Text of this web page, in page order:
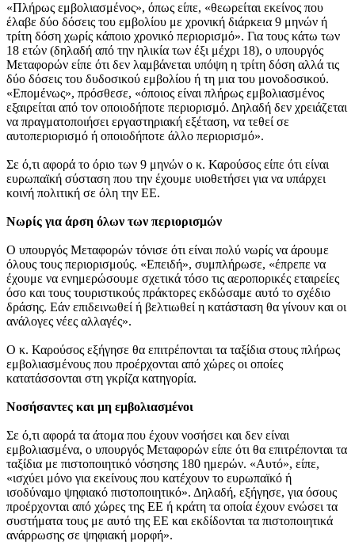
«Πλήρως εμβολιασμένος», όπως είπε, «θεωρείται εκείνος που
έλαβε δύο δόσεις του εμβολίου με χρονική διάρκεια 9 μηνών ή
τρίτη δόση χωρίς κάποιο χρονικό περιορισμό». Για τους κάτω των
18 ετών (δηλαδή από την ηλικία των έξι μέχρι 18), ο υπουργός
Μεταφορών είπε ότι δεν λαμβάνεται υπόψη η τρίτη δόση αλλά τις
δύο δόσεις του δυδοσικού εμβολίου ή τη μια του μονοδοσικού.
«Επομένως», πρόσθεσε, «όποιος είναι πλήρως εμβολιασμένος
εξαιρείται από τον οποιοδήποτε περιορισμό. Δηλαδή δεν χρειάζεται
να πραγματοποιήσει εργαστηριακή εξέταση, να τεθεί σε
αυτοπεριορισμό ή οποιοδήποτε άλλο περιορισμό».
Σε ό,τι αφορά το όριο των 9 μηνών ο κ. Καρούσος είπε ότι είναι
ευρωπαϊκή σύσταση που την έχουμε υιοθετήσει για να υπάρχει
κοινή πολιτική σε όλη την ΕΕ.
Νωρίς για άρση όλων των περιορισμών
Ο υπουργός Μεταφορών τόνισε ότι είναι πολύ νωρίς να άρουμε
όλους τους περιορισμούς. «Επειδή», συμπλήρωσε, «έπρεπε να
έχουμε να ενημερώσουμε σχετικά τόσο τις αεροπορικές εταιρείες
όσο και τους τουριστικούς πράκτορες εκδώσαμε αυτό το σχέδιο
δράσης. Εάν επιδεινωθεί ή βελτιωθεί η κατάσταση θα γίνουν και οι
ανάλογες νέες αλλαγές».
Ο κ. Καρούσος εξήγησε θα επιτρέπονται τα ταξίδια στους πλήρως
εμβολιασμένους που προέρχονται από χώρες οι οποίες
κατατάσσονται στη γκρίζα κατηγορία.
Νοσήσαντες και μη εμβολιασμένοι
Σε ό,τι αφορά τα άτομα που έχουν νοσήσει και δεν είναι
εμβολιασμένα, ο υπουργός Μεταφορών είπε ότι θα επιτρέπονται τα
ταξίδια με πιστοποιητικό νόσησης 180 ημερών. «Αυτό», είπε,
«ισχύει μόνο για εκείνους που κατέχουν το ευρωπαϊκό ή
ισοδύναμο ψηφιακό πιστοποιητικό». Δηλαδή, εξήγησε, για όσους
προέρχονται από χώρες της ΕΕ ή κράτη τα οποία έχουν ενώσει τα
συστήματα τους με αυτό της ΕΕ και εκδίδονται τα πιστοποιητικά
ανάρρωσης σε ψηφιακή μορφή».